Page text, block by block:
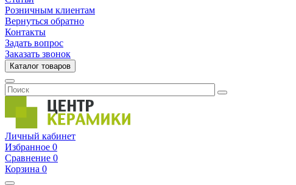
Розничным клиентам
Вернуться обратно
Контакты
Задать вопрос
Заказать звонок
Каталог товаров
Личный кабинет
Избранное 0
Сравнение 0
Корзина 0